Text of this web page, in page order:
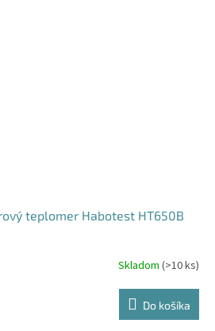
teplomer Habotest HT650B
Skladom (>10 ks)
Do košíka